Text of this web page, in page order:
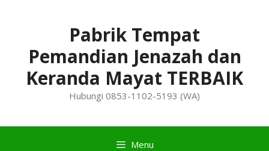
Pabrik Tempat
Pemandian Jenazah dan
Keranda Mayat TERBAIK
Hubungi 0853-1102-5193 (WA)
Menu